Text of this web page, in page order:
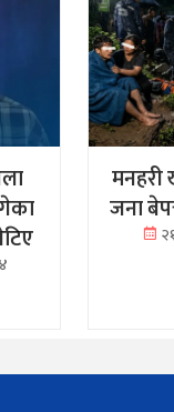
मनहरी
जना